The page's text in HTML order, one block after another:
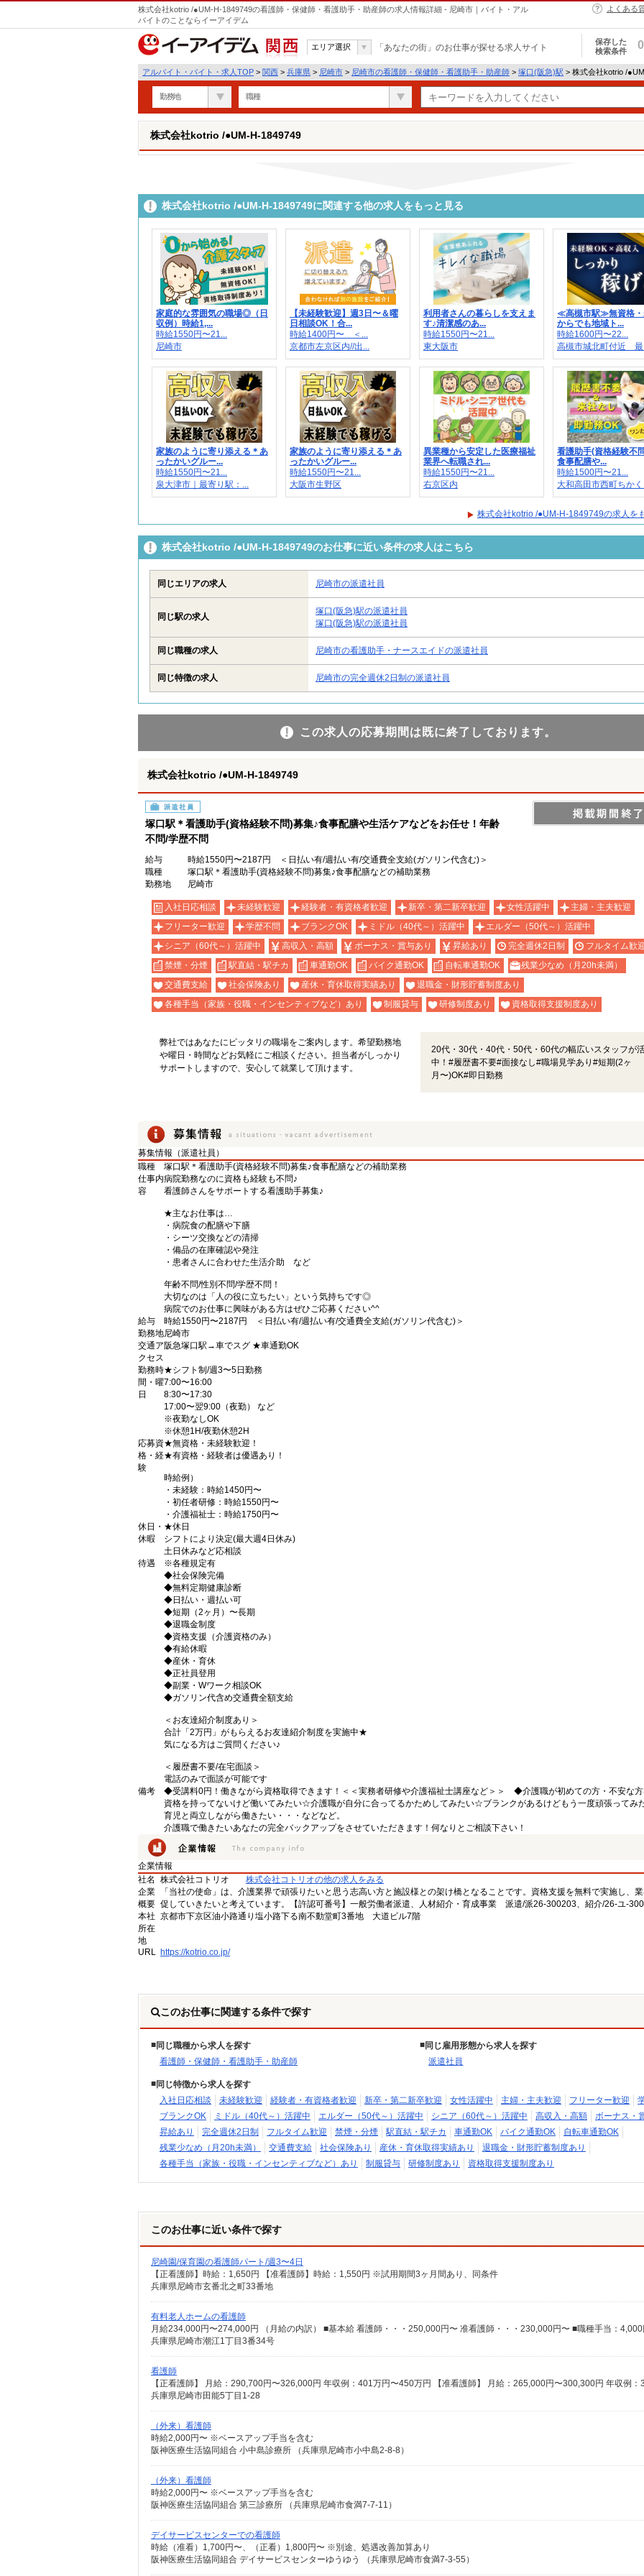
株式会社kotrio /●UM-H-1849749の看護師・保健師・看護助手・助産師の求人情報詳細 - 尼崎市｜バイト・アル
バイトのことならイーアイデム
よくある
関西
エリア選択 「あなたの街」のお仕事が探せる求人サイト
保存した
検索条件
0
アルバイト・バイト・求人TOP > 関西 > 兵庫県 > 尼崎市 > 尼崎市の看護師・保健師・看護助手・助産師 > 塚口(阪急)駅 > 株式会社kotrio /
勤務地 職種
株式会社kotrio /●UM-H-1849749
株式会社kotrio /●UM-H-1849749に関連する他の求人をもっと見る
家庭的な雰囲気の職場◎（日
収例）時給1,...
時給1550円〜21...
尼崎市
【未経験歓迎】週3日〜＆曜
日相談OK！合...
時給1400円〜 ＜...
京都市左京区内//出...
利用者さんの暮らしを支えま
す♪清潔感のあ...
時給1550円〜21...
東大阪市
≪高槻市駅≫無資格・
からでも地域ト...
時給1600円〜22...
高槻市城北町付近 最
家族のように寄り添える＊あ
ったかいグルー...
時給1550円〜21...
泉大津市｜最寄り駅：...
家族のように寄り添える＊あ
ったかいグルー...
時給1550円〜21...
大阪市生野区
異業種から安定した医療福祉
業界へ転職され...
時給1550円〜21...
右京区内
看護助手(資格経験不
食事配膳や...
時給1500円〜21...
大和高田市西町ちか
株式会社kotrio /●UM-H-1849749の求人を
株式会社kotrio /●UM-H-1849749のお仕事に近い条件の求人はこちら
同じエリアの求人 尼崎市の派遣社員
同じ駅の求人
塚口(阪急)駅の派遣社員
塚口(阪急)駅の派遣社員
同じ職種の求人 尼崎市の看護助手・ナースエイドの派遣社員
同じ特徴の求人 尼崎市の完全週休2日制の派遣社員
この求人の応募期間は既に終了しております。
株式会社kotrio /●UM-H-1849749
派遣社員
塚口駅＊看護助手(資格経験不問)募集♪食事配膳や生活ケアなどをお任せ！年齢
不問/学歴不問
給与
時給1550円〜2187円 ＜日払い有/週払い有/交通費全支給(ガソリン代含む)＞
職種
塚口駅＊看護助手(資格経験不問)募集♪食事配膳などの補助業務
勤務地
尼崎市
入社日応相談 未経験歓迎 経験者・有資格者歓迎 新卒・第二新卒歓迎 女性活躍中
主婦・主夫歓迎
フリーター歓迎
学歴不問 ブランクOK ミドル（40代～）活躍中
エルダー（50代～）活躍中
シニア（60代～）活躍中
高収入・高額 ボーナス・賞与あり 昇給あり 完全週休2日制
フルタイム歓
禁煙・分煙
駅直結・駅チカ 車通勤OK バイク通勤OK 自転車通勤OK
残業少なめ（月20h未満）
交通費支給
社会保険あり 産休・育休取得実績あり
退職金・財形貯蓄制度あり
各種手当（家族・役職・インセンティブなど）あり
制服貸与 研修制度あり 資格取得支援制度あり
弊社ではあなたにピッタリの職場をご案内します。希望勤務地
や曜日・時間などお気軽にご相談ください。担当者がしっかり
サポートしますので、安心して就業して頂けます。
20代・30代・40代・50代・60代の幅広いスタッフが
中！#履歴書不要#面接なし#職場見学あり#短期(2ヶ
月〜)OK#即日勤務
募集情報（派遣社員）
職種
塚口駅＊看護助手(資格経験不問)募集♪食事配膳などの補助業務
仕事内
容
病院勤務なのに資格も経験も不問♪
看護師さんをサポートする看護助手募集♪
★主なお仕事は…
・病院食の配膳や下膳
・シーツ交換などの清掃
・備品の在庫確認や発注
・患者さんに合わせた生活介助 など
年齢不問/性別不問/学歴不問！
大切なのは「人の役に立ちたい」という気持ちです◎
病院でのお仕事に興味がある方はぜひご応募ください^^
給与
時給1550円〜2187円 ＜日払い有/週払い有/交通費全支給(ガソリン代含む)＞
勤務地尼崎市
交通ア
クセス
阪急塚口駅→車でスグ ★車通勤OK
勤務時
間・曜
日
★シフト制/週3〜5日勤務
7:00〜16:00
8:30〜17:30
17:00〜翌9:00（夜勤） など
※夜勤なしOK
※休憩1H/夜勤休憩2H
応募資
格・経
験
★無資格・未経験歓迎！
★有資格・経験者は優遇あり！
時給例）
・未経験：時給1450円〜
・初任者研修：時給1550円〜
・介護福祉士：時給1750円〜
休日・
休暇
★休日
シフトにより決定(最大週4日休み)
土日休みなど応相談
待遇
※各種規定有
◆社会保険完備
◆無料定期健康診断
◆日払い・週払い可
◆短期（2ヶ月）〜長期
◆退職金制度
◆資格支援（介護資格のみ）
◆有給休暇
◆産休・育休
◆正社員登用
◆副業・Wワーク相談OK
◆ガソリン代含め交通費全額支給
＜お友達紹介制度あり＞
合計「2万円」がもらえるお友達紹介制度を実施中★
気になる方はご質問ください♪
＜履歴書不要/在宅面談＞
電話のみで面談が可能です
備考
◆受講料0円！働きながら資格取得できます！＜＜実務者研修や介護福祉士講座など＞＞ ◆介護職が初めての方・不安な
資格を持ってないけど働いてみたい☆介護職が自分に合ってるかためしてみたい☆ブランクがあるけどもう一度頑張ってみ
育児と両立しながら働きたい・・・などなど。
介護職で働きたいあなたの完全バックアップをさせていただきます！何なりとご相談下さい！
企業情報
社名
株式会社コトリオ
株式会社コトリオの他の求人をみる
企業
概要
「当社の使命」は、介護業界で頑張りたいと思う志高い方と施設様との架け橋となることです。資格支援を無料で実施し、
促していきたいと考えています。【許認可番号】一般労働者派遣、人材紹介・育成事業 派遣/派26-300203、紹介/26-ユ-
本社
所在
地
京都市下京区油小路通り塩小路下る南不動堂町3番地 大道ビル7階
URL https://kotrio.co.jp/
このお仕事に関連する条件で探す
同じ職種から求人を探す
看護師・保健師・看護助手・助産師
同じ雇用形態から求人を探す
派遣社員
同じ特徴から求人を探す
入社日応相談
未経験歓迎 経験者・有資格者歓迎 新卒・第二新卒歓迎 女性活躍中 主婦・主夫歓迎 フリーター歓迎
ブランクOK
ミドル（40代～）活躍中 エルダー（50代～）活躍中 シニア（60代～）活躍中 高収入・高額
ボーナス・
昇給あり
完全週休2日制 フルタイム歓迎 禁煙・分煙 駅直結・駅チカ 車通勤OK バイク通勤OK
自転車通勤OK
残業少なめ（月20h未満）
交通費支給 社会保険あり 産休・育休取得実績あり
退職金・財形貯蓄制度あり
各種手当（家族・役職・インセンティブなど）あり
制服貸与 研修制度あり 資格取得支援制度あり
このお仕事に近い条件で探す
尼崎園/保育園の看護師パート/週3〜4日
【正看護師】時給：1,650円 【准看護師】時給：1,550円 ※試用期間3ヶ月間あり、同条件
兵庫県尼崎市玄番北之町33番地
有料老人ホームの看護師
兵庫県尼崎市潮江1丁目3番34号
看護師
兵庫県尼崎市田能5丁目1-28
（外来）看護師
時給2,000円〜 ※ベースアップ手当を含む
阪神医療生活協同組合 小中島診療所 （兵庫県尼崎市小中島2-8-8）
（外来）看護師
時給2,000円〜 ※ベースアップ手当を含む
阪神医療生活協同組合 第三診療所 （兵庫県尼崎市食満7-7-11）
デイサービスセンターでの看護師
時給（准看）1,700円〜、（正看）1,800円〜 ※別途、処遇改善加算あり
阪神医療生活協同組合 デイサービスセンターゆうゆう （兵庫県尼崎市食満7-3-55）